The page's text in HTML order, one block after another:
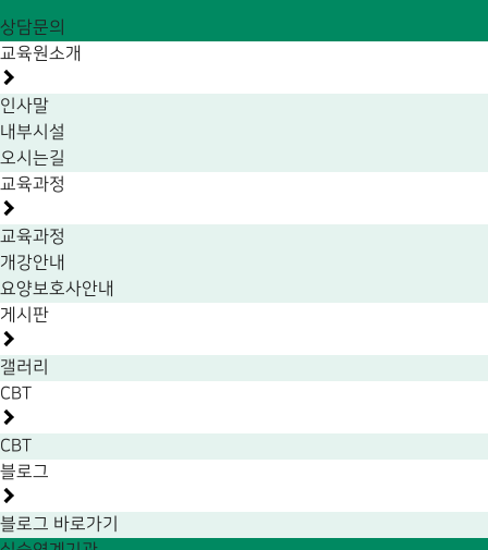
상담문의
교육원소개
인사말
내부시설
오시는길
교육과정
교육과정
개강안내
요양보호사안내
게시판
갤러리
CBT
CBT
블로그
블로그 바로가기